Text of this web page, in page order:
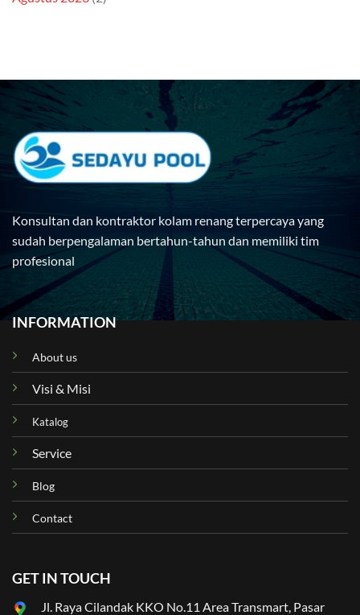
Konsultan dan kontraktor kolam renang terpercaya yang
sudah berpengalaman bertahun-tahun dan memiliki tim
profesional
INFORMATION
About us
Visi & Misi
Katalog
Service
Blog
Contact
GET IN TOUCH
Jl. Raya Cilandak KKO No.11 Area Transmart, Pasar